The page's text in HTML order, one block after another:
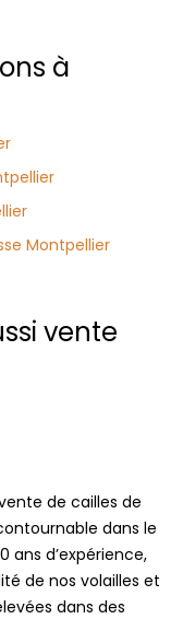
à
Montpellier
vente
de cailles de
dans le
ans d’expérience,
de nos volailles et
dans des